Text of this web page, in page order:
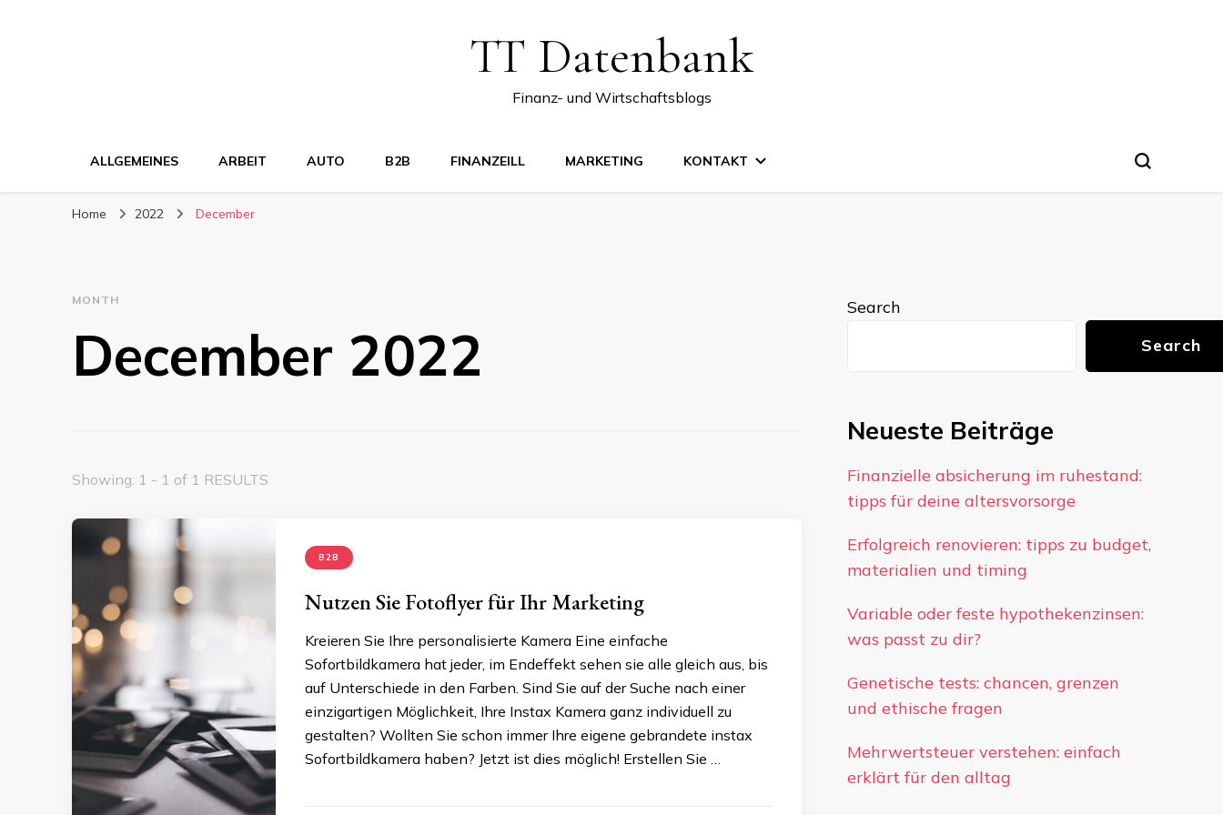
TT Datenbank
Finanz- und Wirtschaftsblogs
ALLGEMEINES ARBEIT AUTO B2B FINANZEILL MARKETING KONTAKT
Home 2022 December
MONTH
December 2022
Showing: 1 - 1 of 1 RESULTS
B2B
Nutzen Sie Fotoflyer für Ihr Marketing
Kreieren Sie Ihre personalisierte Kamera Eine einfache
Sofortbildkamera hat jeder, im Endeffekt sehen sie alle gleich aus, bis
auf Unterschiede in den Farben. Sind Sie auf der Suche nach einer
einzigartigen Möglichkeit, Ihre Instax Kamera ganz individuell zu
gestalten? Wollten Sie schon immer Ihre eigene gebrandete instax
Sofortbildkamera haben? Jetzt ist dies möglich! Erstellen Sie …
Search
Search
Neueste Beiträge
Finanzielle absicherung im ruhestand:
tipps für deine altersvorsorge
Erfolgreich renovieren: tipps zu budget,
materialien und timing
Variable oder feste hypothekenzinsen:
was passt zu dir?
Genetische tests: chancen, grenzen
und ethische fragen
Mehrwertsteuer verstehen: einfach
erklärt für den alltag